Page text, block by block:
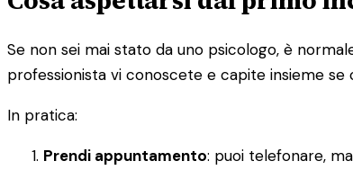
Se non sei mai stato da uno psicologo, è
professionista vi conoscete e capite insieme se
In pratica:
Prendi appuntamento: puoi telefonare,